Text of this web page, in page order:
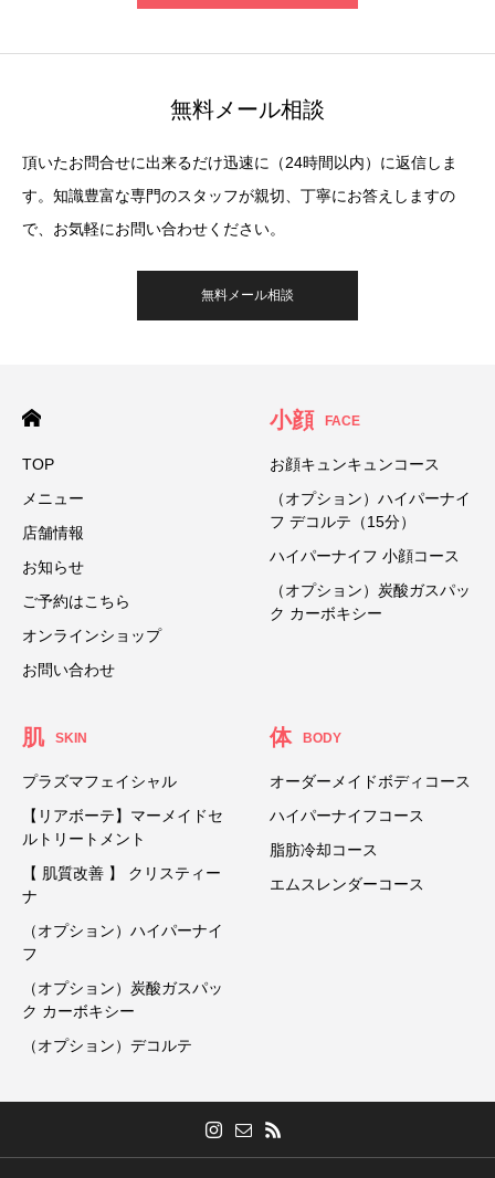
無料メール相談
頂いたお問合せに出来るだけ迅速に（24時間以内）に返信しま
す。知識豊富な専門のスタッフが親切、丁寧にお答えしますの
で、お気軽にお問い合わせください。
無料メール相談
TOP
メニュー
店舗情報
お知らせ
ご予約はこちら
オンラインショップ
お問い合わせ
小顔 FACE
お顔キュンキュンコース
（オプション）ハイパーナイ
フ デコルテ（15分）
ハイパーナイフ 小顔コース
（オプション）炭酸ガスパッ
ク カーボキシー
肌 SKIN
プラズマフェイシャル
【リアボーテ】マーメイドセ
ルトリートメント
【 肌質改善 】 クリスティー
ナ
（オプション）ハイパーナイ
フ
（オプション）炭酸ガスパッ
ク カーボキシー
（オプション）デコルテ
体 BODY
オーダーメイドボディコース
ハイパーナイフコース
脂肪冷却コース
エムスレンダーコース